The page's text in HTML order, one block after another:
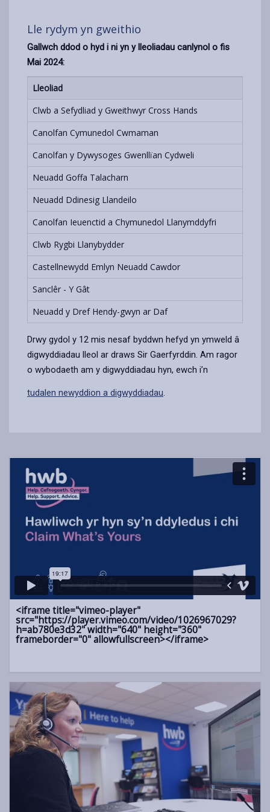
Lle rydym yn gweithio
Gallwch ddod o hyd i ni yn y lleoliadau canlynol o fis
Mai 2024:
Lleoliad
Clwb a Sefydliad y Gweithwyr Cross Hands
Canolfan Cymunedol Cwmaman
Canolfan y Dywysoges Gwenllïan Cydweli
Neuadd Goffa Talacharn
Neuadd Ddinesig Llandeilo
Canolfan Ieuenctid a Chymunedol Llanymddyfri
Clwb Rygbi Llanybydder
Castellnewydd Emlyn Neuadd Cawdor
Sanclêr - Y Gât
Neuadd y Dref Hendy-gwyn ar Daf
Drwy gydol y 12 mis nesaf byddwn hefyd yn ymweld â
digwyddiadau lleol ar draws Sir Gaerfyrddin. Am ragor
o wybodaeth am y digwyddiadau hyn, ewch i’n
tudalen newyddion a digwyddiadau.
<iframe title="vimeo-player"
src="https://player.vimeo.com/video/1026967029?
h=ab780e3d32" width="640" height="360"
frameborder="0" allowfullscreen></iframe>